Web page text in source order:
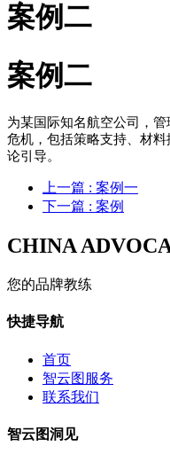
案例二
案例二
为某国际知名航空公司，
危机，包括策略支持、材
论引导。
上一篇 : 案例一
下一篇 : 案例
CHINA
您的品牌教练
快捷导航
首页
智云图服务
联系我们
智云图洞见